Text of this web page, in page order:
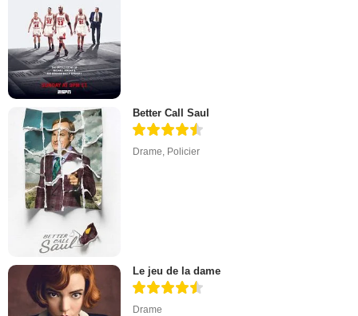
Better Call Saul
Drame Policier
Le jeu de la dame
Drame